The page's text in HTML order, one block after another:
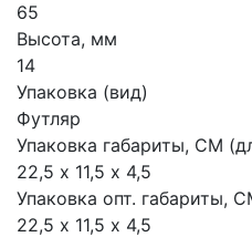
65
Высота, мм
14
Упаковка (вид)
Футляр
Упаковка габариты, СМ
22,5 х 11,5 х 4,5
Упаковка опт. габариты,
22,5 х 11,5 х 4,5